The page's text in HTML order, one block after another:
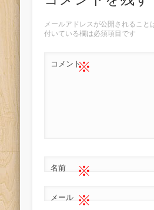
メールアドレスが公開されること
付いている欄は必須項目です
コメント※
名前 ※
メール ※